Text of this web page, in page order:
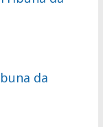
da